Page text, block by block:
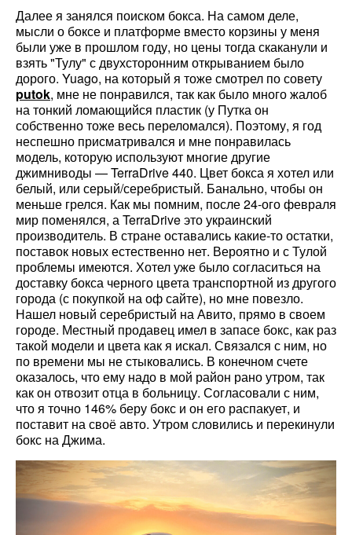
Далее я занялся поиском бокса. На самом деле,
мысли о боксе и платформе вместо корзины у меня
были уже в прошлом году, но цены тогда скаканули и
взять "Тулу" с двухсторонним открыванием было
дорого. Yuago, на который я тоже смотрел по совету
putok, мне не понравился, так как было много жалоб
на тонкий ломающийся пластик (у Путка он
собственно тоже весь переломался). Поэтому, я год
неспешно присматривался и мне понравилась
модель, которую используют многие другие
джимниводы — TerraDrive 440. Цвет бокса я хотел или
белый, или серый/серебристый. Банально, чтобы он
меньше грелся. Как мы помним, после 24-ого февраля
мир поменялся, а TerraDrive это украинский
производитель. В стране оставались какие-то остатки,
поставок новых естественно нет. Вероятно и с Тулой
проблемы имеются. Хотел уже было согласиться на
доставку бокса черного цвета транспортной из другого
города (с покупкой на оф сайте), но мне повезло.
Нашел новый серебристый на Авито, прямо в своем
городе. Местный продавец имел в запасе бокс, как раз
такой модели и цвета как я искал. Связался с ним, но
по времени мы не стыковались. В конечном счете
оказалось, что ему надо в мой район рано утром, так
как он отвозит отца в больницу. Согласовали с ним,
что я точно 146% беру бокс и он его распакует, и
поставит на своё авто. Утром словились и перекинули
бокс на Джима.